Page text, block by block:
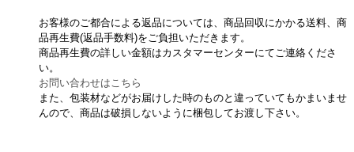
お客様のご都合による返品については、商品回収にかかる送料、商
品再生費(返品手数料)をご負担いただきます。
商品再生費の詳しい金額はカスタマーセンターにてご連絡くださ
い。
お問い合わせはこちら
また、包装材などがお届けした時のものと違っていてもかまいませ
んので、商品は破損しないように梱包してお渡し下さい。